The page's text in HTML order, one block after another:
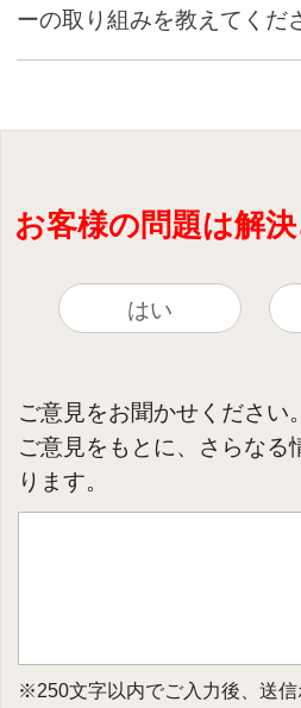
ーの取り組みを教えてくだ
お客様の問題は解
はい
ご意見をお聞かせください。
ご意見をもとに、さらなる
ります。
※250文字以内でご入力後、送信